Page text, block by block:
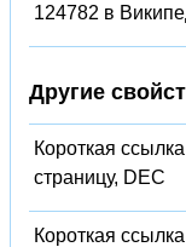
124782 в
Другие
Короткая
страницу, DEC
Короткая